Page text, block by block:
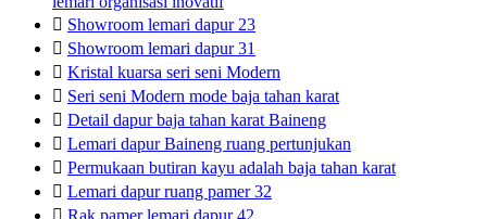
 Showroom lemari dapur 23
 Showroom lemari dapur 31
 Kristal kuarsa seri seni Modern
 Seri seni Modern mode baja tahan karat
 Detail dapur baja tahan karat Baineng
 Lemari dapur Baineng ruang pertunjukan
 Permukaan butiran kayu adalah baja tahan karat
 Lemari dapur ruang pamer 32
 Rak pamer lemari dapur 42